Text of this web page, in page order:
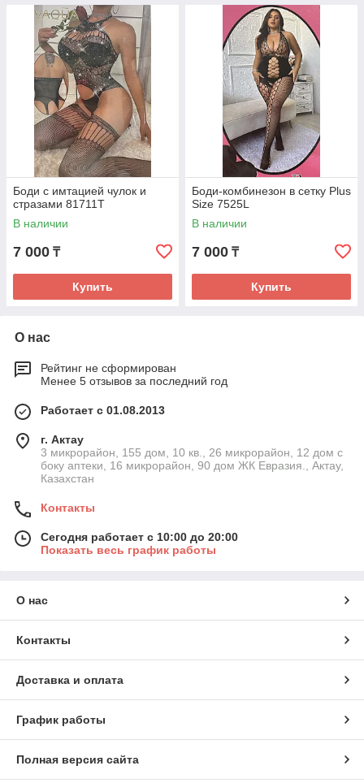
Боди с имтацией чулок и
стразами 81711T
В наличии
7 000 ₸
Купить
Боди-комбинезон в сетку Plus
Size 7525L
В наличии
7 000 ₸
Купить
О нас
Рейтинг не сформирован
Менее 5 отзывов за последний год
Работает с 01.08.2013
г. Актау
3 микрорайон, 155 дом, 10 кв., 26 микрорайон, 12 дом с
боку аптеки, 16 микрорайон, 90 дом ЖК Евразия., Актау,
Казахстан
Контакты
Сегодня работает с 10:00 до 20:00
Показать весь график работы
О нас
Контакты
Доставка и оплата
График работы
Полная версия сайта